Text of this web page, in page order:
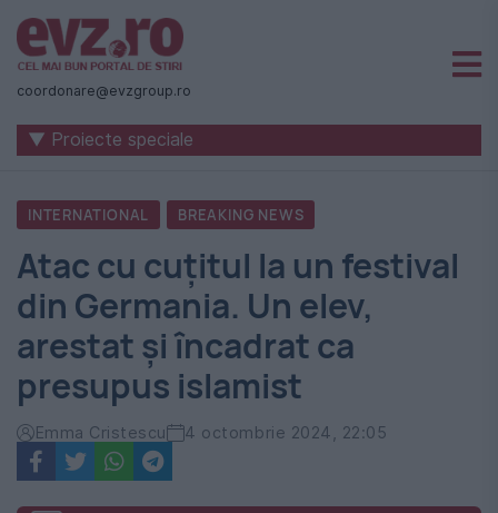
Știri
naționale
internaționale
România
-
Evenimentul
Zilei
coordonare@evzgroup.ro
▼ Proiecte speciale
INTERNATIONAL BREAKING NEWS
Atac cu cuțitul la un festival
din Germania. Un elev,
arestat și încadrat ca
presupus islamist
Emma Cristescu 4 octombrie 2024, 22:05